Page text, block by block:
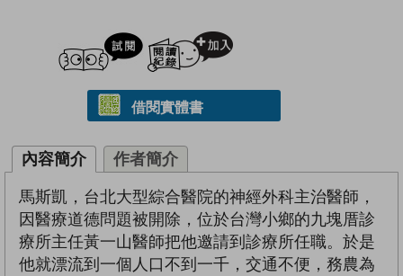
試閲
借閱實體書
內容簡介 作者簡介
馬斯凱，台北大型綜合醫院的神經外科主治醫師，
因醫療道德問題被開除，位於台灣小鄉的九塊厝診
療所主任黃一山醫師把他邀請到診療所任職。於是
他就漂流到一個人口不到一千，交通不便，務農為